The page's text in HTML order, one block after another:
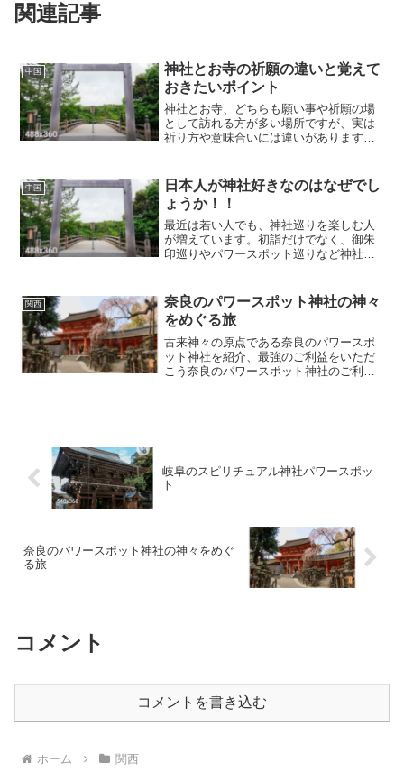
関連記事
中国
神社とお寺の祈願の違いと覚えて
おきたいポイント
神社とお寺、どちらも願い事や祈願の場
として訪れる方が多い場所ですが、実は
祈り方や意味合いには違いがあります。
せんか、神社とお寺の祈願の違いをわか
りやすく解説しながら、参...
中国
日本人が神社好きなのはなぜでし
ょうか！！
最近は若い人でも、神社巡りを楽しむ人
が増えています。初詣だけでなく、御朱
印巡りやパワースポット巡りなど神社は
社好きなのでしょうか？日本人が神社好
きなのはなぜでしょうか！...
関西
奈良のパワースポット神社の神々
をめぐる旅
古来神々の原点である奈良のパワースポ
ット神社を紹介、最強のご利益をいただ
こう奈良のパワースポット神社のご利益
岐阜のスピリチュアル神社パワースポッ
ト
奈良のパワースポット神社の神々をめぐ
る旅
コメント
コメントを書き込む
ホーム 関西